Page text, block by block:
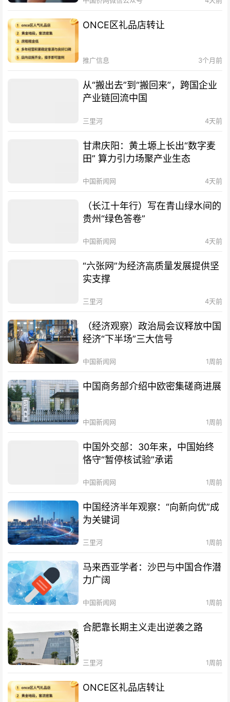
ONCE区礼品店转让
推广信息 3个月前
从“搬出去”到“搬回来”，跨国企业
产业链回流中国
三里河 4天前
甘肃庆阳：黄土塬上长出“数字麦
田” 算力引力场聚产业生态
中国新闻网 4天前
（长江十年行）写在青山绿水间的
贵州“绿色答卷”
中国新闻网 4天前
“六张网”为经济高质量发展提供坚
实支撑
三里河 4天前
（经济观察）政治局会议释放中国
经济“下半场”三大信号
中国新闻网 1周前
中国商务部介绍中欧密集磋商进展
中国新闻网 1周前
中国外交部：30年来，中国始终
恪守“暂停核试验”承诺
中国新闻网 1周前
中国经济半年观察：“向新向优”成
为关键词
三里河 1周前
马来西亚学者：沙巴与中国合作潜
力广阔
中国新闻网 1周前
合肥靠长期主义走出逆袭之路
三里河 1周前
ONCE区礼品店转让